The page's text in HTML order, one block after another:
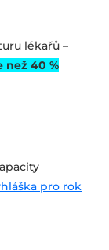
lékařů –
než 40 %
pro rok